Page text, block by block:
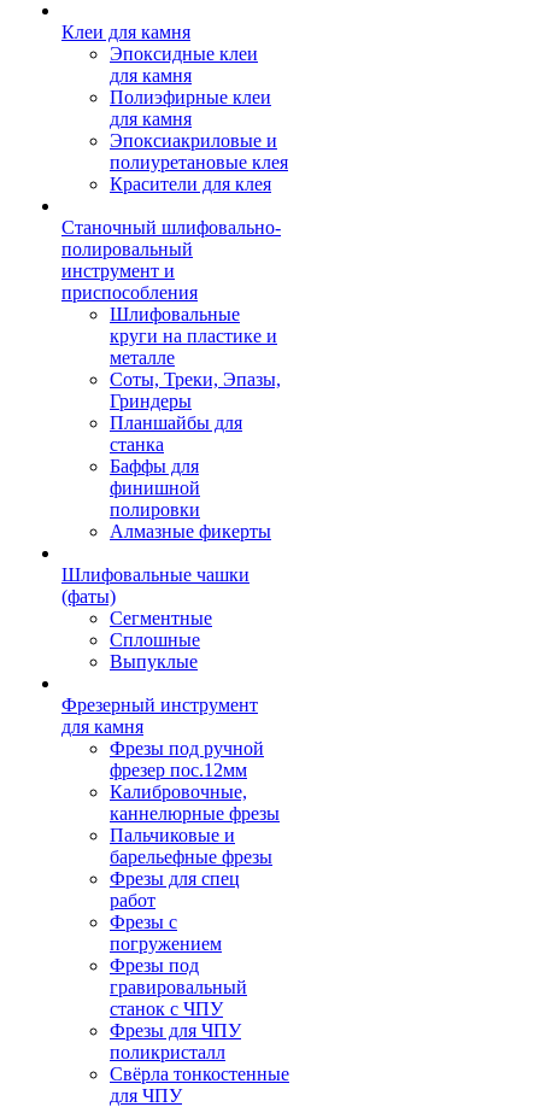
Клеи для камня
Эпоксидные клеи
для камня
Полиэфирные клеи
для камня
Эпоксиакриловые и
полиуретановые клея
Красители для клея
Станочный шлифовально-
полировальный
инструмент и
приспособления
Шлифовальные
круги на пластике и
металле
Соты, Треки, Эпазы,
Гриндеры
Планшайбы для
станка
Баффы для
финишной
полировки
Алмазные фикерты
Шлифовальные чашки
(фаты)
Сегментные
Сплошные
Выпуклые
Фрезерный инструмент
для камня
Фрезы под ручной
фрезер пос.12мм
Калибровочные,
каннелюрные фрезы
Пальчиковые и
барельефные фрезы
Фрезы для спец
работ
Фрезы с
погружением
Фрезы под
гравировальный
станок с ЧПУ
Фрезы для ЧПУ
поликристалл
Свёрла тонкостенные
для ЧПУ